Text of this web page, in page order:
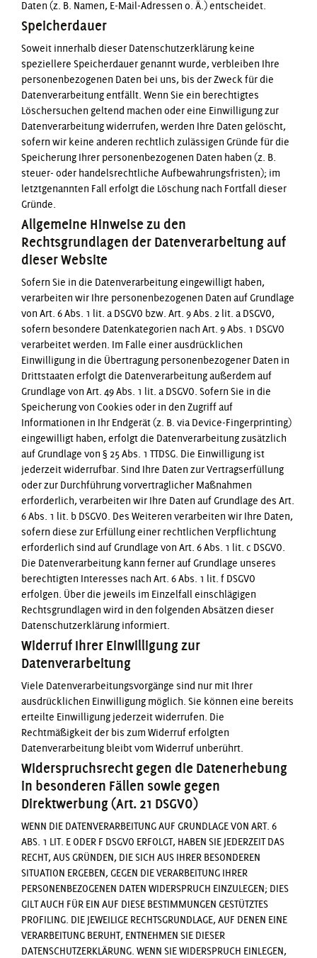
Daten (z. B. Namen, E-Mail-Adressen o. Ä.) entscheidet.
Speicherdauer
Soweit innerhalb dieser Datenschutzerklärung keine
speziellere Speicherdauer genannt wurde, verbleiben Ihre
personenbezogenen Daten bei uns, bis der Zweck für die
Datenverarbeitung entfällt. Wenn Sie ein berechtigtes
Löschersuchen geltend machen oder eine Einwilligung zur
Datenverarbeitung widerrufen, werden Ihre Daten gelöscht,
sofern wir keine anderen rechtlich zulässigen Gründe für die
Speicherung Ihrer personenbezogenen Daten haben (z. B.
steuer- oder handelsrechtliche Aufbewahrungsfristen); im
letztgenannten Fall erfolgt die Löschung nach Fortfall dieser
Gründe.
Allgemeine Hinweise zu den
Rechtsgrundlagen der Datenverarbeitung auf
dieser Website
Sofern Sie in die Datenverarbeitung eingewilligt haben,
verarbeiten wir Ihre personenbezogenen Daten auf Grundlage
von Art. 6 Abs. 1 lit. a DSGVO bzw. Art. 9 Abs. 2 lit. a DSGVO,
sofern besondere Datenkategorien nach Art. 9 Abs. 1 DSGVO
verarbeitet werden. Im Falle einer ausdrücklichen
Einwilligung in die Übertragung personenbezogener Daten in
Drittstaaten erfolgt die Datenverarbeitung außerdem auf
Grundlage von Art. 49 Abs. 1 lit. a DSGVO. Sofern Sie in die
Speicherung von Cookies oder in den Zugriff auf
Informationen in Ihr Endgerät (z. B. via Device-Fingerprinting)
eingewilligt haben, erfolgt die Datenverarbeitung zusätzlich
auf Grundlage von § 25 Abs. 1 TTDSG. Die Einwilligung ist
jederzeit widerrufbar. Sind Ihre Daten zur Vertragserfüllung
oder zur Durchführung vorvertraglicher Maßnahmen
erforderlich, verarbeiten wir Ihre Daten auf Grundlage des Art.
6 Abs. 1 lit. b DSGVO. Des Weiteren verarbeiten wir Ihre Daten,
sofern diese zur Erfüllung einer rechtlichen Verpflichtung
erforderlich sind auf Grundlage von Art. 6 Abs. 1 lit. c DSGVO.
Die Datenverarbeitung kann ferner auf Grundlage unseres
berechtigten Interesses nach Art. 6 Abs. 1 lit. f DSGVO
erfolgen. Über die jeweils im Einzelfall einschlägigen
Rechtsgrundlagen wird in den folgenden Absätzen dieser
Datenschutzerklärung informiert.
Widerruf Ihrer Einwilligung zur
Datenverarbeitung
Viele Datenverarbeitungsvorgänge sind nur mit Ihrer
ausdrücklichen Einwilligung möglich. Sie können eine bereits
erteilte Einwilligung jederzeit widerrufen. Die
Rechtmäßigkeit der bis zum Widerruf erfolgten
Datenverarbeitung bleibt vom Widerruf unberührt.
Widerspruchsrecht gegen die Datenerhebung
in besonderen Fällen sowie gegen
Direktwerbung (Art. 21 DSGVO)
WENN DIE DATENVERARBEITUNG AUF GRUNDLAGE VON ART. 6
ABS. 1 LIT. E ODER F DSGVO ERFOLGT, HABEN SIE JEDERZEIT DAS
RECHT, AUS GRÜNDEN, DIE SICH AUS IHRER BESONDEREN
SITUATION ERGEBEN, GEGEN DIE VERARBEITUNG IHRER
PERSONENBEZOGENEN DATEN WIDERSPRUCH EINZULEGEN; DIES
GILT AUCH FÜR EIN AUF DIESE BESTIMMUNGEN GESTÜTZTES
PROFILING. DIE JEWEILIGE RECHTSGRUNDLAGE, AUF DENEN EINE
VERARBEITUNG BERUHT, ENTNEHMEN SIE DIESER
DATENSCHUTZERKLÄRUNG. WENN SIE WIDERSPRUCH EINLEGEN,